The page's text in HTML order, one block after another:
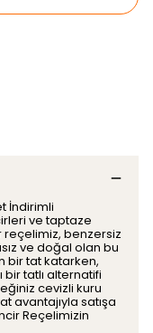
İndirimli
ve taptaze
reçelimiz, benzersiz
ve doğal olan bu
bir tat katarken,
bir tatlı alternatifi
cevizli kuru
avantajıyla satışa
Reçelimizin